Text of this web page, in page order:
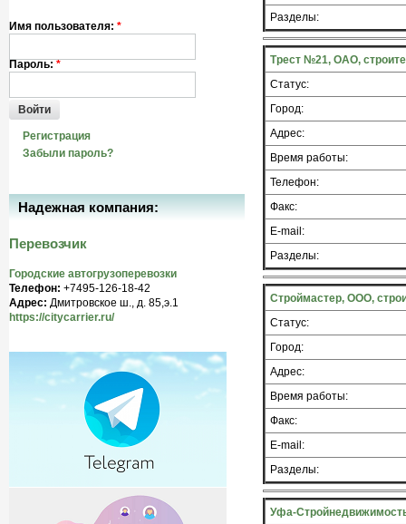
Разделы:
Трест №21, ОАО,
Статус:
Город:
Адрес:
Время работы:
Телефон:
Факс:
E-mail:
Разделы:
Строймастер, ООО,
Статус:
Город:
Адрес:
Время работы:
Факс:
E-mail:
Разделы:
Уфа-
Имя пользователя: *
Пароль: *
Войти
Регистрация
Забыли пароль?
Надежная компания:
Перевозчик
Городские автогрузоперевозки
Телефон: +7495-126-18-42
Адрес: Дмитровское ш., д. 85,э.1
https://citycarrier.ru/